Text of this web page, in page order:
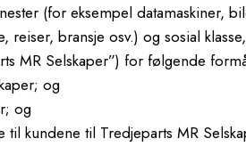
(for eksempel datamaskiner,
bransje osv.) og sosial
MR Selskaper”) for følgende
og
og
kundene til Tredjeparts MR